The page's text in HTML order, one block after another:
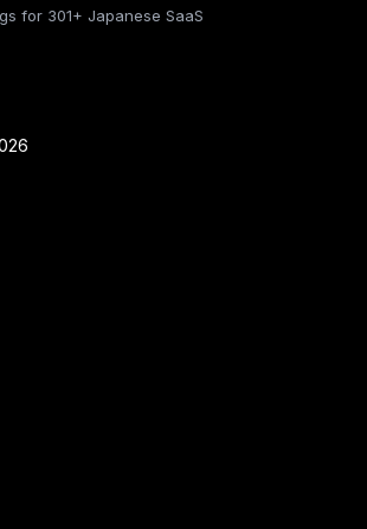
for 301+ Japanese SaaS